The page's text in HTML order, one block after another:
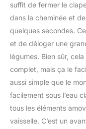
suffit de fermer le
dans la cheminée et
quelques secondes.
et de déloger une
légumes. Bien sûr,
complet, mais ça le
aussi simple que le
facilement sous l’eau
tous les éléments
vaisselle. C’est un